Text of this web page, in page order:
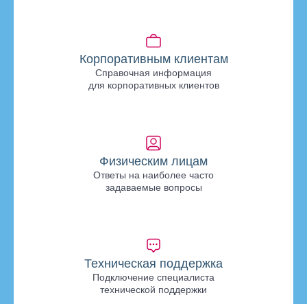
Корпоративным клиентам
Справочная информация
для корпоративных клиентов
Физическим лицам
Ответы на наиболее часто
задаваемые вопросы
Техническая поддержка
Подключение специалиста
технической поддержки